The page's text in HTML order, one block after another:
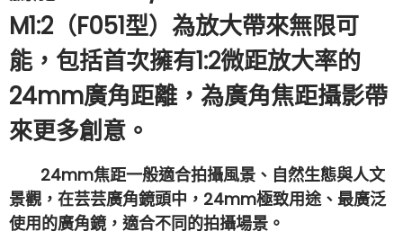
M1:2（F051型）為放大帶來無限可
能，包括首次擁有1:2微距放大率的
24mm廣角距離，為廣角焦距攝影帶
來更多創意。
24mm焦距一般適合拍攝風景、自然生態與人文
景觀，在芸芸廣角鏡頭中，24mm極致用途、最廣泛
使用的廣角鏡，適合不同的拍攝場景。